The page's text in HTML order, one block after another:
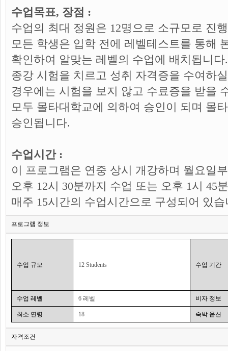
수업목표, 장점 :
수업의 최대 정원은 12명으로 소규모로 진
모든 학생은 입학 전에 레벨테스트를 통해
확인하여 알맞는 레벨의 수업에 배치됩니
종강 시험을 치르고 성취 자격증을 수여하
경우에는 시험을 보지 않고 수료증을 받을
모두 몰타대학교에 의하여 승인이 되며 몰
승인됩니다.
수업시간 :
이 프로그램은 연중 상시 개강하며 월요일
오후 12시 30분까지 수업 또는 오후 1시 45
매주 15시간의 수업시간으로 구성되어 있습
프로그램 정보
수업 규모 12 Students 수업 기간
수업 레벨 6 레벨 비자 정보
최소 연령 18 숙박 옵션
자격조건